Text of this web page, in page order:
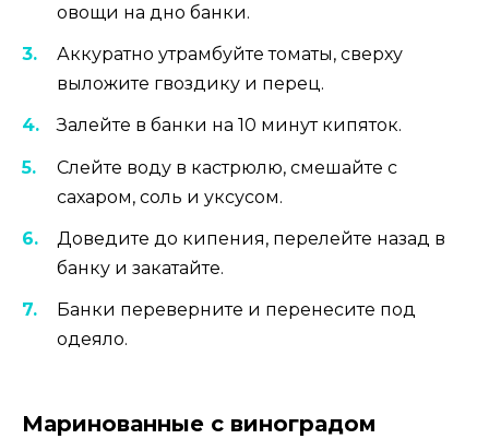
овощи на дно банки.
Аккуратно утрамбуйте томаты, сверху
выложите гвоздику и перец.
Залейте в банки на 10 минут кипяток.
Слейте воду в кастрюлю, смешайте с
сахаром, соль и уксусом.
Доведите до кипения, перелейте назад в
банку и закатайте.
Банки переверните и перенесите под
одеяло.
Маринованные с виноградом